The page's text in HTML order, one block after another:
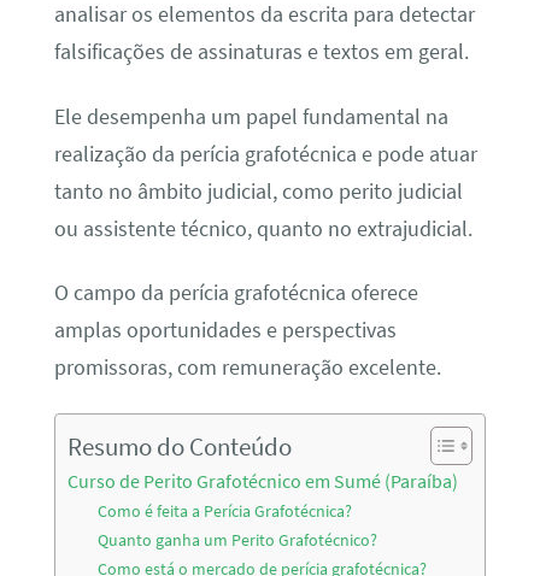
analisar os elementos da escrita para detectar
falsificações de assinaturas e textos em geral.
Ele desempenha um papel fundamental na
realização da perícia grafotécnica e pode atuar
tanto no âmbito judicial, como perito judicial
ou assistente técnico, quanto no extrajudicial.
O campo da perícia grafotécnica oferece
amplas oportunidades e perspectivas
promissoras, com remuneração excelente.
Resumo do Conteúdo
Curso de Perito Grafotécnico em Sumé (Paraíba)
Como é feita a Perícia Grafotécnica?
Quanto ganha um Perito Grafotécnico?
Como está o mercado de perícia grafotécnica?